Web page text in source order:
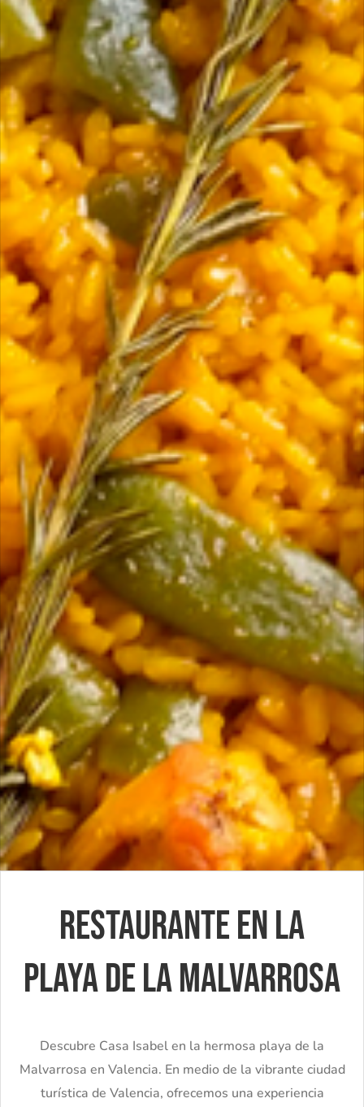
Restaurante en LA
playa DE la Malvarrosa
Descubre Casa Isabel en la hermosa playa de la
Malvarrosa en Valencia. En medio de la vibrante ciudad
turística de Valencia, ofrecemos una experiencia